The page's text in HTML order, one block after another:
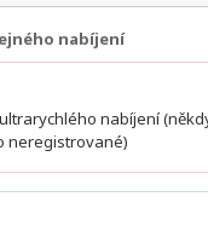
nabíjení
nabíjení
neregistrované)